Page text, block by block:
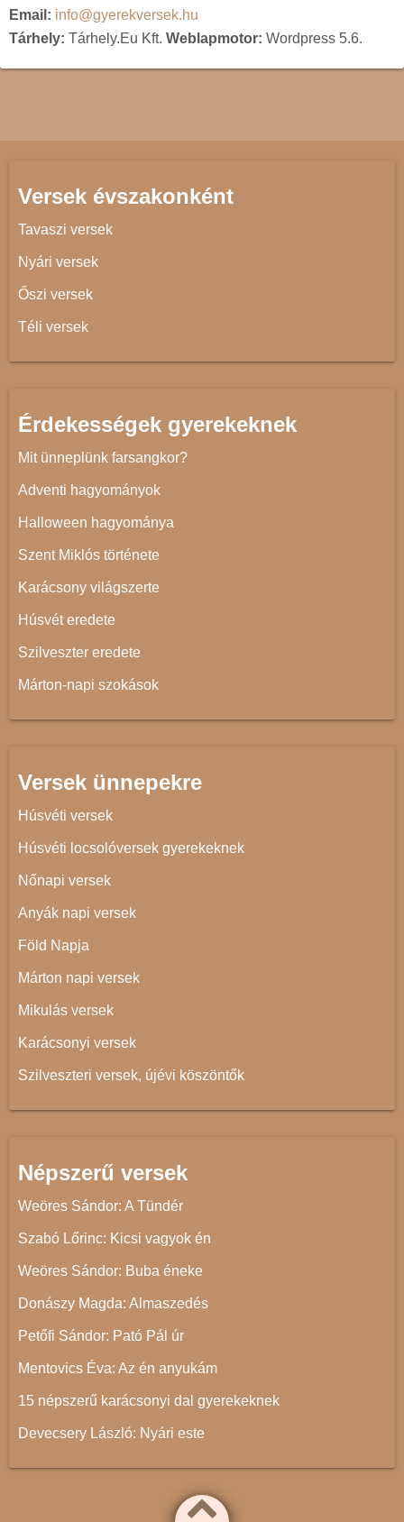
Email: info@gyerekversek.hu
Tárhely: Tárhely.Eu Kft. Weblapmotor: Wordpress 5.6.
Versek évszakonként
Tavaszi versek
Nyári versek
Őszi versek
Téli versek
Érdekességek gyerekeknek
Mit ünneplünk farsangkor?
Adventi hagyományok
Halloween hagyománya
Szent Miklós története
Karácsony világszerte
Húsvét eredete
Szilveszter eredete
Márton-napi szokások
Versek ünnepekre
Húsvéti versek
Húsvéti locsolóversek gyerekeknek
Nőnapi versek
Anyák napi versek
Föld Napja
Márton napi versek
Mikulás versek
Karácsonyi versek
Szilveszteri versek, újévi köszöntők
Népszerű versek
Weöres Sándor: A Tündér
Szabó Lőrinc: Kicsi vagyok én
Weöres Sándor: Buba éneke
Donászy Magda: Almaszedés
Petőfi Sándor: Pató Pál úr
Mentovics Éva: Az én anyukám
15 népszerű karácsonyi dal gyerekeknek
Devecsery László: Nyári este